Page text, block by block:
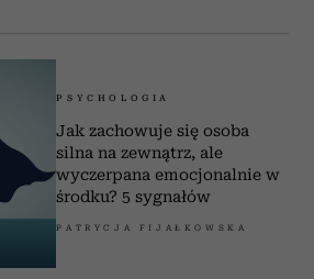
PSYCHOLOGIA
Jak zachowuje się osoba
silna na zewnątrz, ale
wyczerpana emocjonalnie w
środku? 5 sygnałów
PATRYCJA FIJAŁKOWSKA